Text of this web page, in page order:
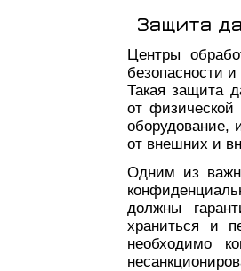
Защита
Центры
безопасности
Такая защита
от
оборудование,
от внешних и
Одним из
должны
храниться и
необходимо